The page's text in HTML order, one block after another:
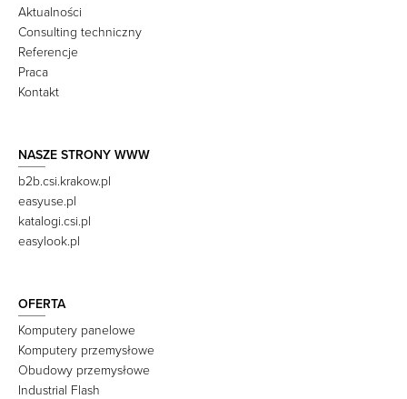
Aktualności
Consulting techniczny
Referencje
Praca
Kontakt
NASZE STRONY WWW
b2b.csi.krakow.pl
easyuse.pl
katalogi.csi.pl
easylook.pl
OFERTA
Komputery panelowe
Komputery przemysłowe
Obudowy przemysłowe
Industrial Flash